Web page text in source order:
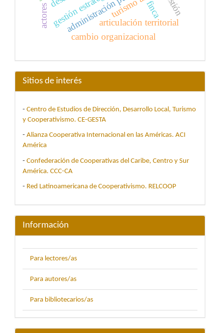
articulación territorial
cambio organizacional
actores finca
Sitios de interés
- Centro de Estudios de Dirección, Desarrollo Local, Turismo
y Cooperativismo. CE-GESTA
- Alianza Cooperativa Internacional en las Américas. ACI
América
- Confederación de Cooperativas del Caribe, Centro y Sur
América. CCC-CA
- Red Latinoamericana de Cooperativismo. RELCOOP
Información
Para lectores/as
Para autores/as
Para bibliotecarios/as